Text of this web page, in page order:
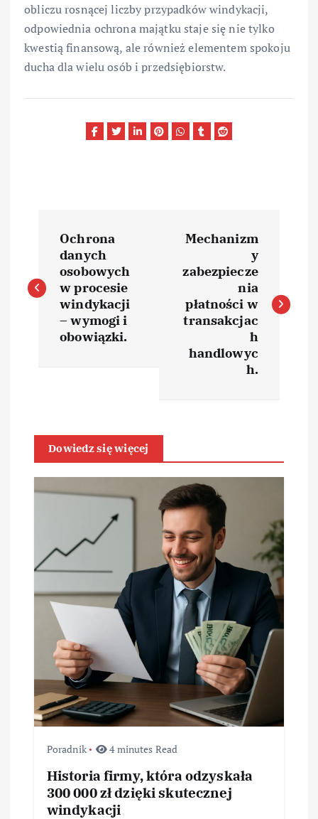
obliczu rosnącej liczby przypadków windykacji,
odpowiednia ochrona majątku staje się nie tylko
kwestią finansową, ale również elementem spokoju
ducha dla wielu osób i przedsiębiorstw.
w
c
a
p
u
Ochrona
danych
osobowych
w procesie
windykacji
– wymogi i
obowiązki.
Mechanizm
y
zabezpiecze
nia
płatności w
transakcjac
h
handlowyc
h.
Dowiedz się więcej
Poradnik 4 minutes Read
Historia firmy, która odzyskała
300 000 zł dzięki skutecznej
windykacji